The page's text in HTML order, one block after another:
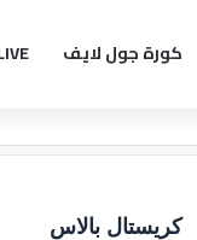
كورة جول لايف
كريستال بالاس